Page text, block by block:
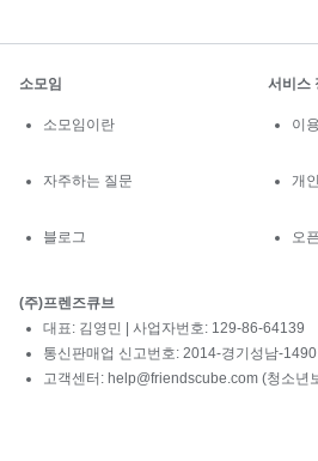
소모임
소모임이란
자주하는 질문
블로그
서비스
이
개
오
(주)프렌즈큐브
대표: 김영민 | 사업자번호: 129-86-64139
통신판매업 신고번호: 2014-경기성남-1490
고객센터: help@friendscube.com (청소년